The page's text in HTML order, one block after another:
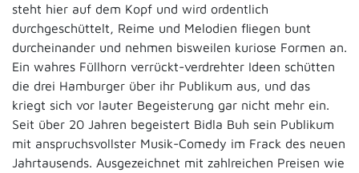
steht hier auf dem Kopf und wird ordentlich
durchgeschüttelt, Reime und Melodien fliegen bunt
durcheinander und nehmen bisweilen kuriose Formen an.
Ein wahres Füllhorn verrückt-verdrehter Ideen schütten
die drei Hamburger über ihr Publikum aus, und das
kriegt sich vor lauter Begeisterung gar nicht mehr ein.
Seit über 20 Jahren begeistert Bidla Buh sein Publikum
mit anspruchsvollster Musik-Comedy im Frack des neuen
Jahrtausends. Ausgezeichnet mit zahlreichen Preisen wie